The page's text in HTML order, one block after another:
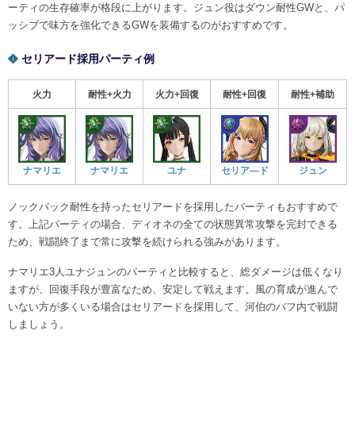
ーティの生存確率が格段に上がります。ジュン役はダウン耐性GWと、パ
ッシブで味方を強化できるGWを装備するのがおすすめです。
セリアード採用パーティ例
火力 耐性+火力 火力+回復 耐性+回復 耐性+補助
ナマリエ ナマリエ ユナ セリア―ド ジュン
ノックバック耐性を持ったセリアードを採用したパーティもおすすめで
す。上記パーティの場合、ディオネの全ての状態異常攻撃を完封できる
ため、戦闘終了まで常に攻撃を続けられる強みがあります。
ナマリエ3人ユナジュンのパーティと比較すると、総ダメージは低くなり
ますが、回復手段が豊富なため、安定して戦えます。風の育成が進んで
いない方が多くいる場合はセリアードを採用して、河伯のバフ内で戦闘
しましょう。